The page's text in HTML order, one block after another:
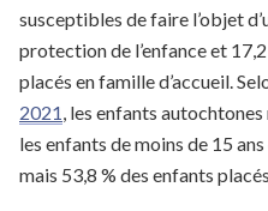
susceptibles de faire l’objet
protection de l’enfance et
placés en famille d’accueil.
2021, les enfants
les enfants de moins de 15
mais 53,8 % des enfants